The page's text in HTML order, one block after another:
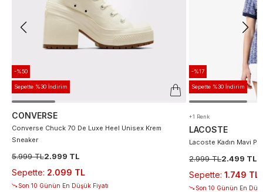
-%50
Sepette %30 İndirim
CONVERSE
Converse Chuck 70 De Luxe Heel Unisex Krem
Sneaker
5.999 TL2.999 TL
Sepette: 2.099 TL
Son 10 Günün En Düşük Fiyatı
-%17
Sepette %30 İndirim
+1 Renk
LACOSTE
Lacoste Kadın Mavi
2.999 TL2.499 TL
Sepette: 1.749 TL
Son 10 Günün En